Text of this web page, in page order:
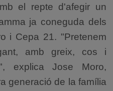
el repte d'afegir un
ja coneguda dels
i Cepa 21. "Pretenem
amb greix, cos i
explica Jose Moro,
generació de la família